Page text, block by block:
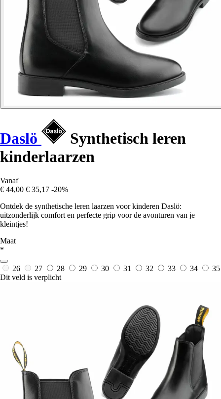
Daslö
Synthetisch leren
kinderlaarzen
Vanaf
€ 44,00 € 35,17 -20%
Ontdek de synthetische leren laarzen voor kinderen Daslö:
uitzonderlijk comfort en perfecte grip voor de avonturen van je
kleintjes!
Maat
*
26 27 28 29 30 31 32 33 34
35
Dit veld is verplicht